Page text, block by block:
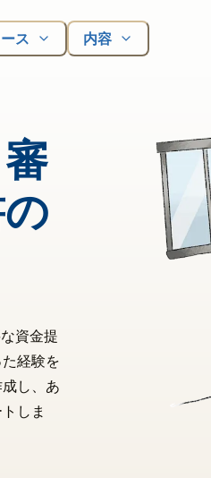
ス 内容
資金提
経験を
し、あ
しま